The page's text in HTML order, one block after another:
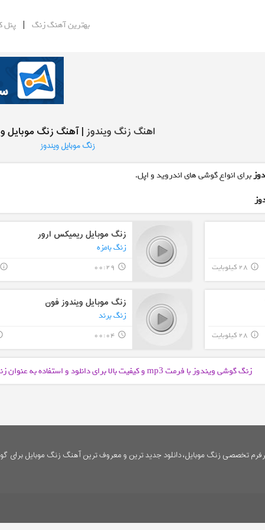
بهترین آهنگ زنگ |پنل
اهنگ زنگ ویندوز| آهنگ زنگ موبایل
زنگ موبایل ویندوز
برای انواع گوشی های اندروید و اپل.
28 کیلوبایت info_outline
زنگ موبایل ریمیکس ارور
زنگ بامزه
query_builder
00:29
info_outline
28 کیلوبایت info_outline
زنگ موبایل ویندوز فون
زنگ برند
query_builder
00:04
زنگ گوشی ویندوز با فرمت mp3 و کیفیت بالا برای دانلود و استفاده به
تخصصی زنگ موبایل، دانلود جدید ترین و معروف ترین آهنگ زنگ موبایل